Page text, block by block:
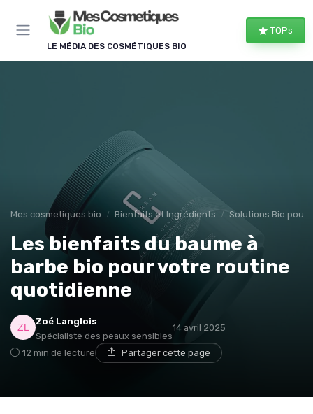
LE MÉDIA DES COSMÉTIQUES BIO
TOPs
Mes cosmetiques bio Bienfaits et Ingrédients Solutions Bio pour
Les bienfaits du baume à
barbe bio pour votre routine
quotidienne
Zoé Langlois
Spécialiste des peaux sensibles
14 avril 2025
12 min de lecture Partager cette page
Panneau de gestion des cookies